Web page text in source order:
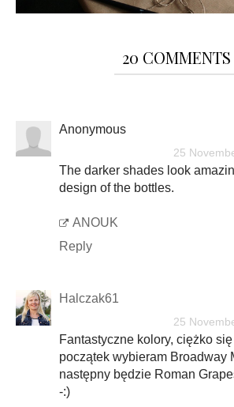
20 COMMENTS
Anonymous
25
The darker shades look
design of the bottles.
ANOUK
Reply
Halczak61
25
Fantastyczne kolory, ciężko
początek wybieram Broadway
następny będzie Roman
-:)